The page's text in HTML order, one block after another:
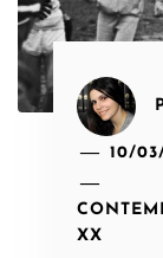
10/
XX